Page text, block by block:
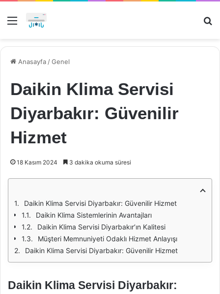
Menü
Anasayfa /Genel
Daikin Klima Servisi
Diyarbakır: Güvenilir
Hizmet
18 Kasım 2024 3 dakika okuma süresi
Daikin Klima Servisi Diyarbakır: Güvenilir Hizmet
Daikin Klima Sistemlerinin Avantajları
Daikin Klima Servisi Diyarbakır’ın Kalitesi
Müşteri Memnuniyeti Odaklı Hizmet Anlayışı
Daikin Klima Servisi Diyarbakır: Güvenilir Hizmet
Daikin Klima Servisi Diyarbakır: